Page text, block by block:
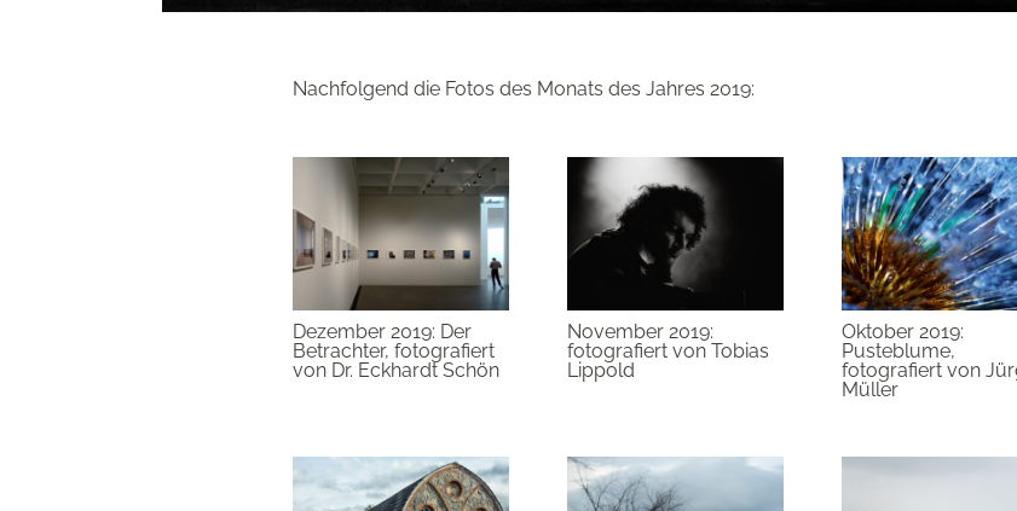
Nachfolgend die Fotos des Monats des Jahres 2019:
Dezember 2019: Der
Betrachter, fotografiert
von Dr. Eckhardt Schön
November 2019:
fotografiert von Tobias
Lippold
Oktober 2019:
Pusteblume,
fotografiert von
Müller